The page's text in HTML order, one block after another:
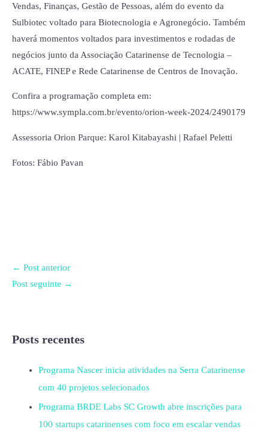
Vendas, Finanças, Gestão de Pessoas, além do evento da
Sulbiotec voltado para Biotecnologia e Agronegócio. Também
haverá momentos voltados para investimentos e rodadas de
negócios junto da Associação Catarinense de Tecnologia –
ACATE, FINEP e Rede Catarinense de Centros de Inovação.
Confira a programação completa em:
https://www.sympla.com.br/evento/orion-week-2024/2490179
Assessoria Orion Parque: Karol Kitabayashi | Rafael Peletti
Fotos: Fábio Pavan
← Post anterior
Post seguinte →
Posts recentes
Programa Nascer inicia atividades na Serra Catarinense
com 40 projetos selecionados
Programa BRDE Labs SC Growth abre inscrições para
100 startups catarinenses com foco em escalar vendas